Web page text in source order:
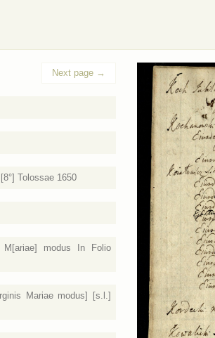
Next page →
Tolossae 1650
M[ariae] modus In Folio
Mariae modus] [s.l.]